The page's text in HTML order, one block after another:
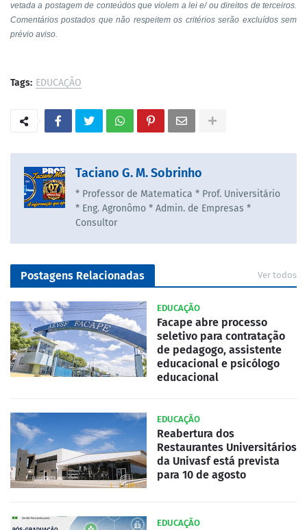
vetada a postagem de conteúdos que violem a lei e/ ou direitos de terceiros.
Comentários postados que não respeitem os critérios serão excluídos sem
prévio aviso.
Tags: EDUCAÇÃO
Taciano G. M. Sobrinho
* Professor de Matematica * Prof. Universitário
* Eng. Agronômo * Admin. de Empresas *
Consultor
Postagens Relacionadas Ver todos
EDUCAÇÃO
Facape abre processo
seletivo para contratação
de pedagogo, assistente
educacional e psicólogo
educacional
EDUCAÇÃO
Reabertura dos
Restaurantes Universitários
da Univasf está prevista
para 10 de agosto
EDUCAÇÃO